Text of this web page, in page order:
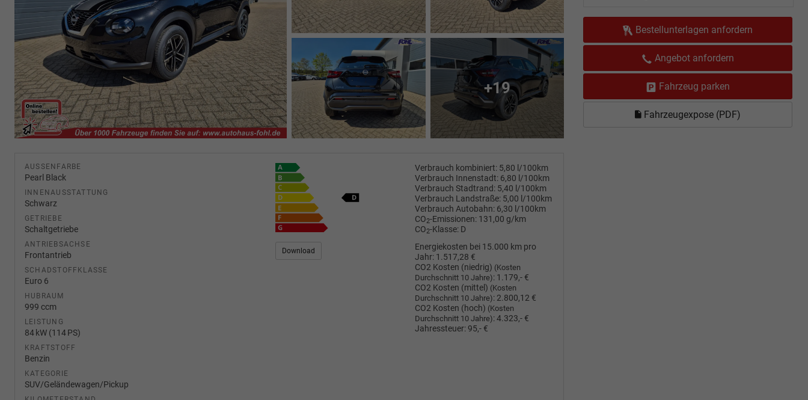
Bestellunterlagen anfordern
Angebot anfordern
Fahrzeug parken
Fahrzeugexpose (PDF)
+19
AUSSENFARBE
Pearl Black
INNENAUSSTATTUNG
Schwarz
GETRIEBE
Schaltgetriebe
ANTRIEBSACHSE
Frontantrieb
SCHADSTOFFKLASSE
Euro 6
HUBRAUM
999 ccm
LEISTUNG
84 kW (114 PS)
KRAFTSTOFF
Benzin
KATEGORIE
SUV/Geländewagen/Pickup
Verbrauch kombiniert: 5,80 l/100km
Verbrauch Innenstadt: 6,80 l/100km
Verbrauch Stadtrand: 5,40 l/100km
Verbrauch Landstraße: 5,00 l/100km
Verbrauch Autobahn: 6,30 l/100km
CO2-Emissionen: 131,00 g/km
CO2-Klasse: D
Download
Energiekosten bei 15.000 km pro
Jahr: 1.517,28 €
CO2 Kosten (niedrig) (Kosten
Durchschnitt 10 Jahre): 1.179,- €
CO2 Kosten (mittel) (Kosten
Durchschnitt 10 Jahre): 2.800,12 €
CO2 Kosten (hoch) (Kosten
Durchschnitt 10 Jahre):4.323,- €
Jahressteuer: 95,- €